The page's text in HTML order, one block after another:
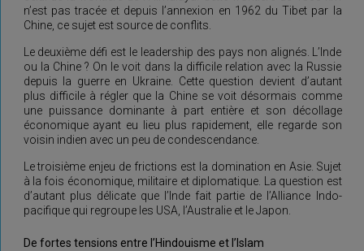
n’est pas tracée et depuis l’annexion en 1962 du Tibet par la
Chine, ce sujet est source de conflits.
Le deuxième défi est le leadership des pays non alignés. L’Inde
ou la Chine ? On le voit dans la difficile relation avec la Russie
depuis la guerre en Ukraine. Cette question devient d’autant
plus difficile à régler que la Chine se voit désormais comme
une puissance dominante à part entière et son décollage
économique ayant eu lieu plus rapidement, elle regarde son
voisin indien avec un peu de condescendance.
Le troisième enjeu de frictions est la domination en Asie. Sujet
à la fois économique, militaire et diplomatique. La question est
d’autant plus délicate que l’Inde fait partie de l’Alliance Indo-
pacifique qui regroupe les USA, l’Australie et le Japon.
De fortes tensions entre l’Hindouisme et l’Islam